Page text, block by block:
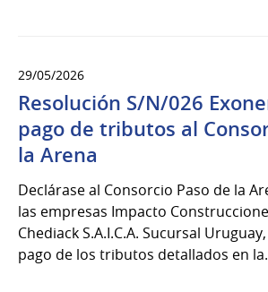
29/05/2026
Resolución S/N/026
pago de tributos al
la Arena
Declárase al Consorcio Paso de la
las empresas Impacto
Chediack S.A.I.C.A. Sucursal
pago de los tributos detallados en